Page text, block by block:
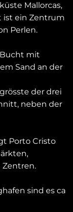
Mallorcas,
ist ein Zentrum
Perlen.
mit
Sand an der
der drei
neben der
Porto Cristo
Zentren.
sind es ca